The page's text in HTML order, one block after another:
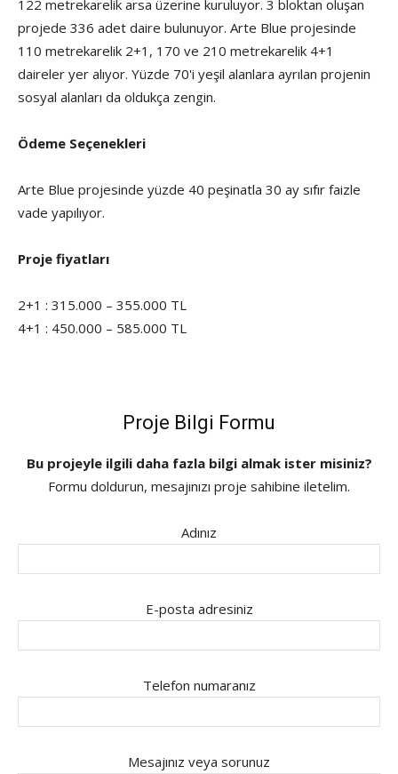
122 metrekarelik arsa üzerine kuruluyor. 3 bloktan oluşan
projede 336 adet daire bulunuyor. Arte Blue projesinde
110 metrekarelik 2+1, 170 ve 210 metrekarelik 4+1
daireler yer alıyor. Yüzde 70'i yeşil alanlara ayrılan projenin
sosyal alanları da oldukça zengin.
Ödeme Seçenekleri
Arte Blue projesinde yüzde 40 peşinatla 30 ay sıfır faizle
vade yapılıyor.
Proje fiyatları
2+1 : 315.000 – 355.000 TL
4+1 : 450.000 – 585.000 TL
Proje Bilgi Formu
Bu projeyle ilgili daha fazla bilgi almak ister misiniz?
Formu doldurun, mesajınızı proje sahibine iletelim.
Adınız
E-posta adresiniz
Telefon numaranız
Mesajınız veya sorunuz